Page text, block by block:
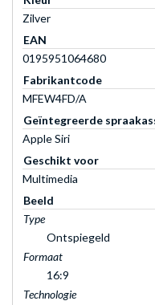
Zilver
EAN
0195951064680
Fabrikantcode
MFEW4FD/A
Geïntegreerde
Apple Siri
Geschikt voor
Multimedia
Beeld
Type
Ontspiegeld
Formaat
16:9
Technologie